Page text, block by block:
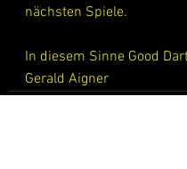
nächsten Spiele.
In diesem Sinne Good
Gerald Aigner